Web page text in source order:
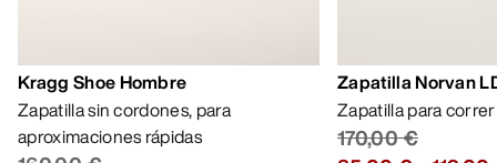
Kragg Shoe Hombre
Zapatilla sin cordones, para
aproximaciones rápidas
Zapatilla Norvan
Zapatilla para
170,00 €